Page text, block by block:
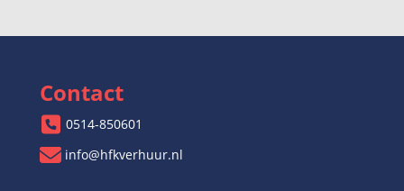
Contact
0514-850601
info@hfkverhuur.nl